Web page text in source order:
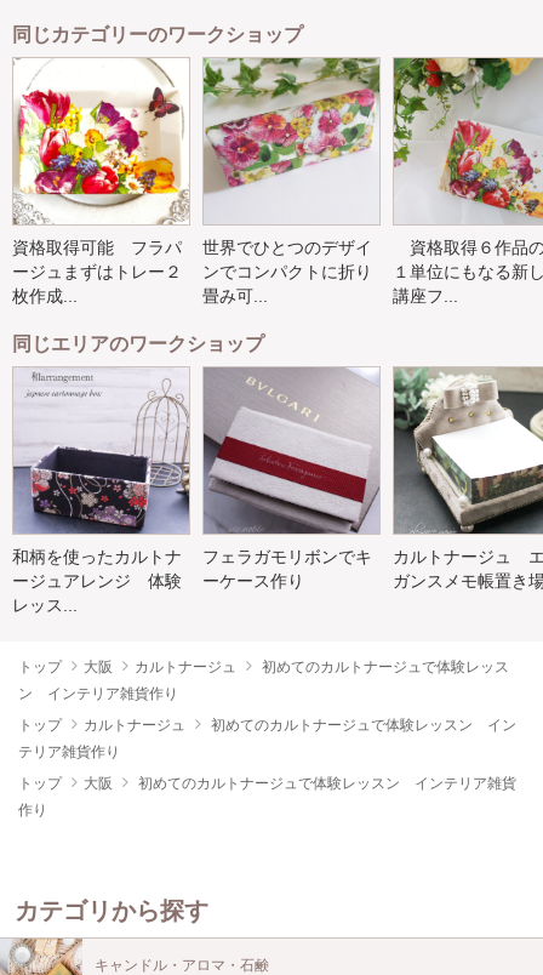
同じカテゴリーのワークショップ
資格取得可能 フラパ
ージュまずはトレー２
枚作成...
世界でひとつのデザイ
ンでコンパクトに折り
畳み可...
資格取得６作品
１単位にもなる新
講座フ...
同じエリアのワークショップ
和柄を使ったカルトナ
ージュアレンジ 体験
レッス...
フェラガモリボンでキ
ーケース作り
カルトナージュ
ガンスメモ帳置き
トップ 大阪 カルトナージュ
初めてのカルトナージュで体験レッス
ン インテリア雑貨作り
トップ
カルトナージュ
初めてのカルトナージュで体験レッスン イン
テリア雑貨作り
トップ
大阪
初めてのカルトナージュで体験レッスン インテリア雑貨
作り
カテゴリから探す
キャンドル・アロマ・石鹸